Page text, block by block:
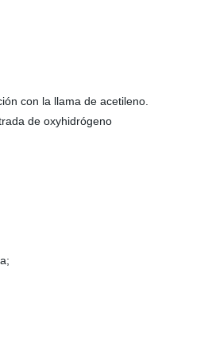
con la llama de acetileno.
de oxyhidrógeno